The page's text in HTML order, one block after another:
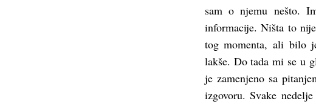
sam o njemu nešto.
informacije. Ništa to
tog momenta, ali bilo
lakše. Do tada mi se u
je zamenjeno sa
izgovoru. Svake